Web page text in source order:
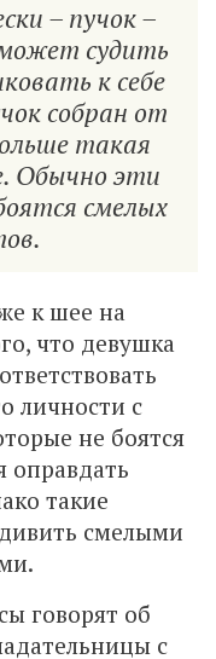
– пучок –
судить
к себе
собран от
такая
Обычно эти
смелых
к шее на
что девушка
личности с
не боятся
оправдать
такие
смелыми
говорят об
с